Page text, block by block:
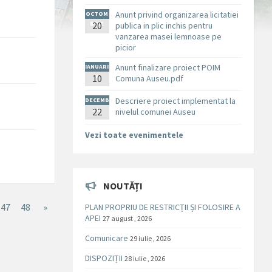
47 48 »
OCTOM
BRIE
20
Anunt privind organizarea licitatiei
publica in plic inchis pentru
vanzarea masei lemnoase pe
picior
IANUARI
E
10
Anunt finalizare proiect POIM
Comuna Auseu.pdf
DECEMB
RIE
22
Descriere proiect implementat la
nivelul comunei Auseu
Vezi toate evenimentele
NOUTĂȚI
PLAN PROPRIU DE RESTRICȚII ȘI FOLOSIRE A
APEI 27 august , 2026
Comunicare 29 iulie , 2026
DISPOZIȚII 28 iulie , 2026